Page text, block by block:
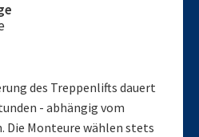
des Treppenlifts dauert
- abhängig vom
Monteure wählen stets